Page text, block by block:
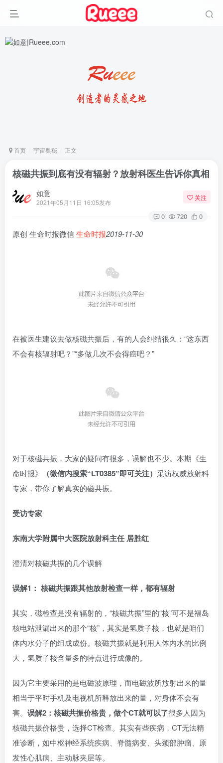
首页 宇宙奥秘 正文
核磁共振到底有没有辐射？放射科医生告诉你真相
如意
2021年05月11日 16:05发布
关注
0 720 0
原创 生命时报微信生命时报2019-11-30
在被医生建议去做核磁共振后，有的人会纠结很久：“这东西
不会有核辐射吧？”“多做几次不会得癌吧？”
对于核磁共振，大家的疑问有很多，误解也不少。本期《生
命时报》
（微信内搜索“LT0385”即可关注） 采访权威放射科
专家，带你了解真实的磁共振。
受访专家
东南大学附属中大医院放射科主任 居胜红
澄清对核磁共振的几个误解
误解1： 核磁共振跟其他放射检查一样，都有辐射
其实，磁检查是没有辐射的，“核磁共振”里的“核”可不是福岛
核电站泄漏出来的那个“核”，其实是氢质子核，也就是咱们
体内水分子的组成成份。核磁共振就是利用人体内水的比例
大，氢质子核含量多的特点进行成像的。
因为它主要采用的是电磁波原理，而电磁波所放射出来的量
相当于平时手机及电视机所释放出来的量，对身体不会有
害。 误解2：核磁共振价格贵，做个CT就可以了很多人因为
核磁共振价格贵，选择CT检查。其实有些疾病，CT无法精
准诊断，如中枢神经系统疾病、脊髓病变、头颈部肿瘤、原
发性心肌病、主动脉夹层等。